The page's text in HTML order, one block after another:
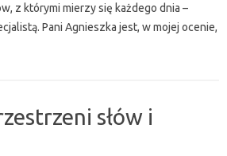
z którymi mierzy się każdego dnia –
Pani Agnieszka jest, w mojej ocenie,
słów i